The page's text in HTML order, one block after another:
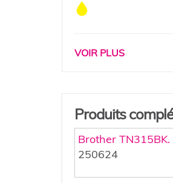
VOIR PLUS
Produits
Brother
250624